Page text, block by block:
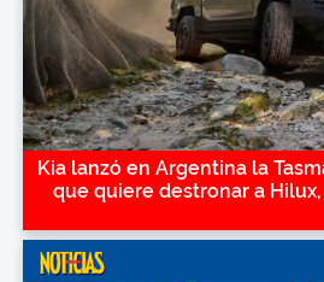
Kia lanzó en Argentina la
que quiere destronar a